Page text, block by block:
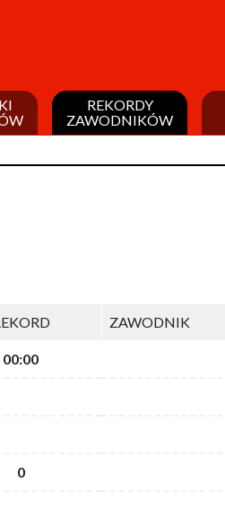
REKORDY
ZAWODNIKÓW
ZAWODNIK
00:00
0